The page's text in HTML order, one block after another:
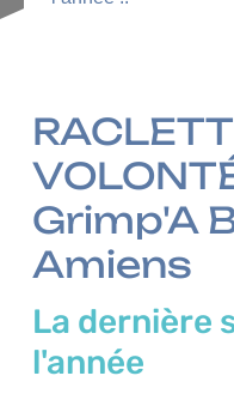
Grimp'A
Amiens
La dernière
l'année